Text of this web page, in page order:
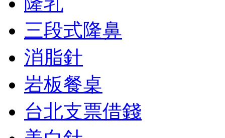
三段式隆鼻
消脂針
岩板餐桌
台北支票借錢